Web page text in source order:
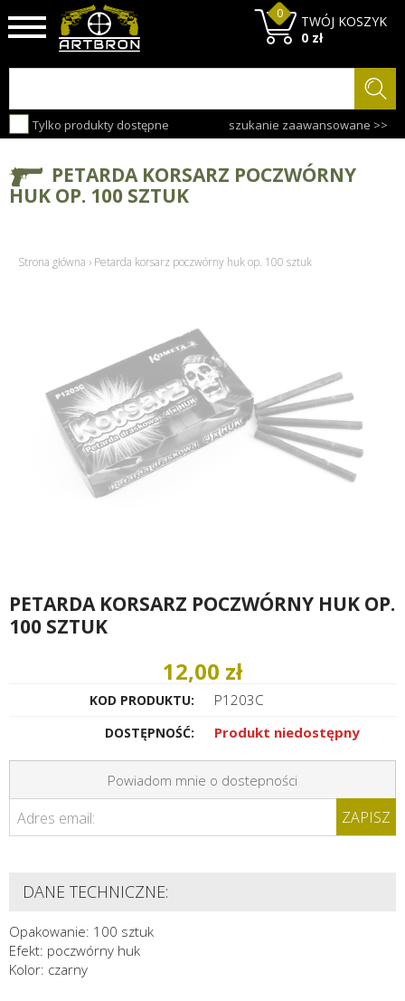
Tylko produkty dostępne szukanie zaawansowane >>
TWÓJ KOSZYK
0
0 zł
PETARDA KORSARZ POCZWÓRNY
HUK OP. 100 SZTUK
Strona główna › Petarda korsarz poczwórny huk op. 100 sztuk
PETARDA KORSARZ POCZWÓRNY HUK OP.
100 SZTUK
12,00 zł
KOD PRODUKTU: P1203C
DOSTĘPNOŚĆ: Produkt niedostępny
Powiadom mnie o dostepności
Adres email: ZAPISZ
DANE TECHNICZNE:
Opakowanie: 100 sztuk
Efekt: poczwórny huk
Kolor: czarny